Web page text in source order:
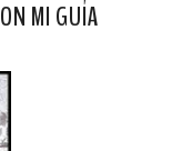
MI GUÍA